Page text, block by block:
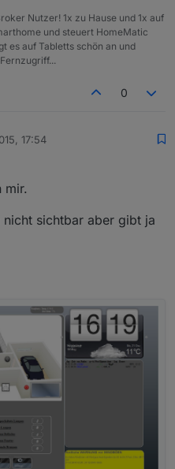
Nutzer! 1x zu Hause und 1x auf
und steuert HomeMatic
es auf Tabletts schön an und
0
17:54
mir.
sichtbar aber gibt ja